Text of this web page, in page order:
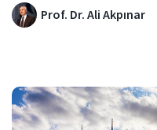
Prof. Dr. Ali Akpınar